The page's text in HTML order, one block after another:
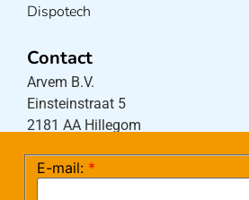
Dispotech
Contact
Arvem B.V.
Einsteinstraat 5
2181 AA Hillegom
E-mail: *